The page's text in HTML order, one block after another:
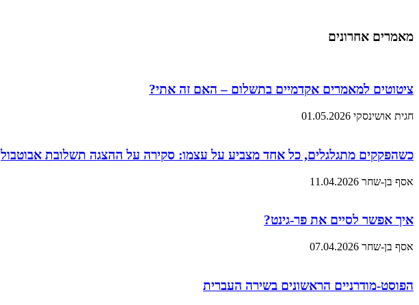
מאמרים אחרונים
ציטוטים למאמרים אקדמיים בתשלום – האם זה אתי?
חגית אושינסקי 01.05.2026
כשהפקקים מתגלגלים, כל אחד מצביע על עצמו: סקירה על ההצגה תשלובת אבוטבול
אסף בן-שחר 11.04.2026
איך אפשר לסיים את פר-גינט?
אסף בן-שחר 07.04.2026
הפוסט-מודרניים הראשונים בשירה העברית